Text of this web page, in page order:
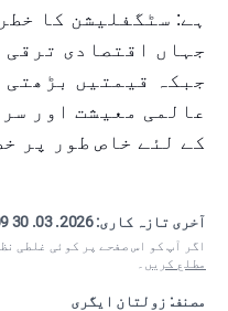
ہے: سٹگفلیشن کا
جہاں اقتصادی ترقی
جبکہ قیمتیں بڑھتی
عالمی معیشت اور
کے لئے خاص طور پر
آخری تازہ کاری:2026. 03. 30 21:09
اگر آپ کو اس صفحے پر کوئی غلطی
مطلع کریں ۔
مصنف: زولتان ایگری